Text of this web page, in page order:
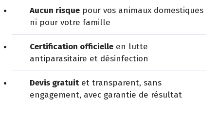
Aucun risque pour vos animaux domestiques
ni pour votre famille
Certification officielle en lutte
antiparasitaire et désinfection
Devis gratuitet transparent, sans
engagement, avec garantie de résultat